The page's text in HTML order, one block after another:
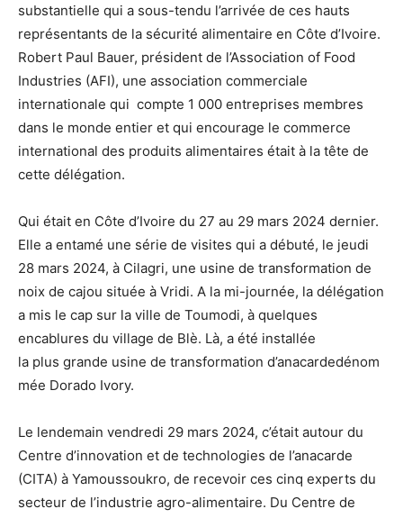
substantielle qui a sous-tendu l’arrivée de ces hauts
représentants de la sécurité alimentaire en Côte d’Ivoire.
Robert Paul Bauer, président de l’Association of Food
Industries (AFI), une association commerciale
internationale qui compte 1 000 entreprises membres
dans le monde entier et qui encourage le commerce
international des produits alimentaires était à la tête de
cette délégation.
Qui était en Côte d’Ivoire du 27 au 29 mars 2024 dernier.
Elle a entamé une série de visites qui a débuté, le jeudi
28 mars 2024, à Cilagri, une usine de transformation de
noix de cajou située à Vridi. A la mi-journée, la délégation
a mis le cap sur la ville de Toumodi, à quelques
encablures du village de Blè. Là, a été installée
la plus grande usine de transformation d’anacardedénom
mée Dorado Ivory.
Le lendemain vendredi 29 mars 2024, c’était autour du
Centre d’innovation et de technologies de l’anacarde
(CITA) à Yamoussoukro, de recevoir ces cinq experts du
secteur de l’industrie agro-alimentaire. Du Centre de